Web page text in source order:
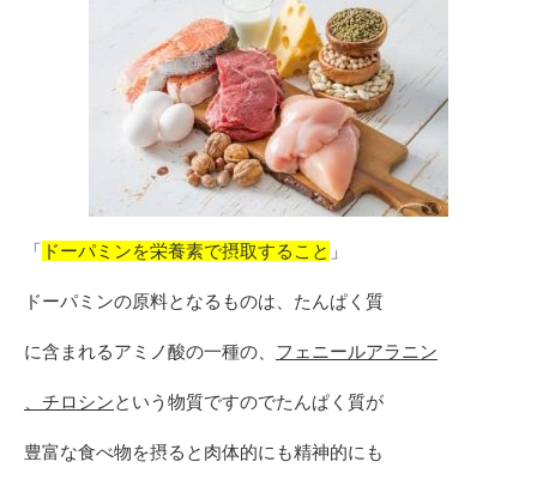
「 ドーパミンを栄養素で摂取すること 」
ドーパミンの原料となるものは、たんぱく質
に含まれるアミノ酸の一種の、 フェニールアラニン
、チロシンという物質ですのでたんぱく質が
豊富な食べ物を摂ると肉体的にも精神的にも